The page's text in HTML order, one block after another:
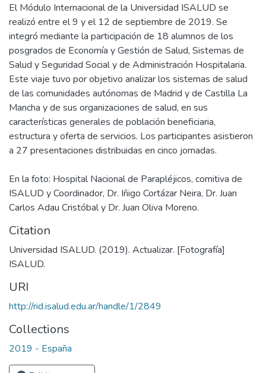
El Módulo Internacional de la Universidad ISALUD se
realizó entre el 9 y el 12 de septiembre de 2019. Se
integró mediante la participación de 18 alumnos de los
posgrados de Economía y Gestión de Salud, Sistemas de
Salud y Seguridad Social y de Administración Hospitalaria.
Este viaje tuvo por objetivo analizar los sistemas de salud
de las comunidades autónomas de Madrid y de Castilla La
Mancha y de sus organizaciones de salud, en sus
características generales de población beneficiaria,
estructura y oferta de servicios. Los participantes asistieron
a 27 presentaciones distribuidas en cinco jornadas.
En la foto: Hospital Nacional de Parapléjicos, comitiva de
ISALUD y Coordinador, Dr. Iñigo Cortázar Neira, Dr. Juan
Carlos Adau Cristóbal y Dr. Juan Oliva Moreno.
Citation
Universidad ISALUD. (2019). Actualizar. [Fotografía]
ISALUD.
URI
http://rid.isalud.edu.ar/handle/1/2849
Collections
2019 - España